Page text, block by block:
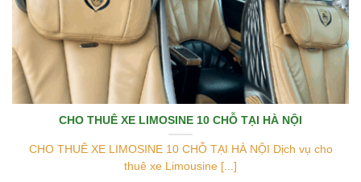
CHO THUÊ XE LIMOSINE 10 CHỖ TẠI HÀ NỘI
CHO THUÊ XE LIMOSINE 10 CHỖ TẠI HÀ NỘI Dịch vụ cho
thuê xe Limousine [...]